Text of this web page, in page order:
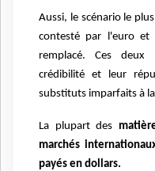
Aussi, le scénario le
contesté par l'euro
remplacé. Ces
crédibilité et leur
substituts imparfaits à
La plupart des
marchés
payés en dollars.